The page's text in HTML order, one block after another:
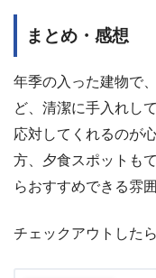
まとめ・感想
年季の入った建物で
ど、清潔に手入れし
応対してくれるのが
方、夕食スポットも
らおすすめできる雰
チェックアウトした